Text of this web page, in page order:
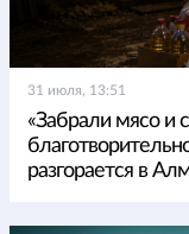
31 июля, 13:51
«Забрали мясо и
разгорается в